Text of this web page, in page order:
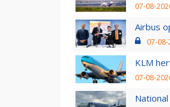
07-08-
Airbus
07-
KLM
07-08-